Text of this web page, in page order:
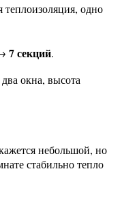
теплоизоляция, одно
7 секций.
окна, высота
небольшой, но
стабильно тепло